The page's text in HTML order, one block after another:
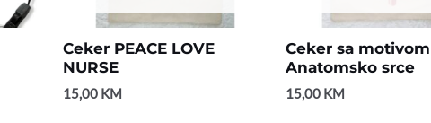
Ceker PEACE LOVE
NURSE
15,00 KM
Ceker sa motivom
Anatomsko srce
15,00 KM